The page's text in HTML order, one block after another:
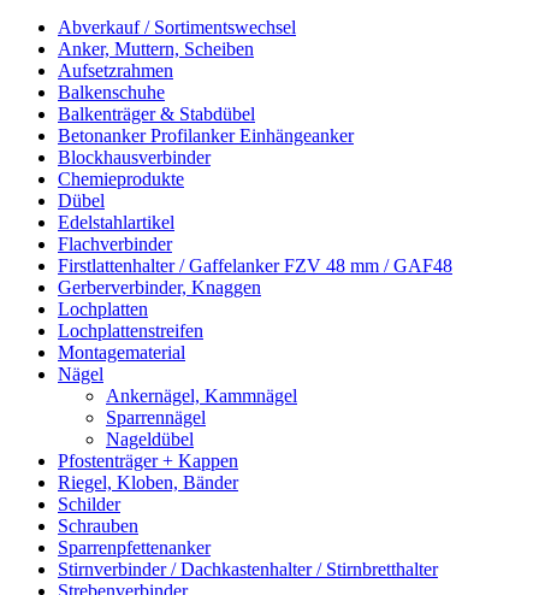
Abverkauf / Sortimentswechsel
Anker, Muttern, Scheiben
Aufsetzrahmen
Balkenschuhe
Balkenträger & Stabdübel
Betonanker Profilanker Einhängeanker
Blockhausverbinder
Chemieprodukte
Dübel
Edelstahlartikel
Flachverbinder
Firstlattenhalter / Gaffelanker FZV 48 mm / GAF48
Gerberverbinder, Knaggen
Lochplatten
Lochplattenstreifen
Montagematerial
Nägel
Ankernägel, Kammnägel
Sparrennägel
Nageldübel
Pfostenträger + Kappen
Riegel, Kloben, Bänder
Schilder
Schrauben
Sparrenpfettenanker
Stirnverbinder / Dachkastenhalter / Stirnbretthalter
Strebenverbinder